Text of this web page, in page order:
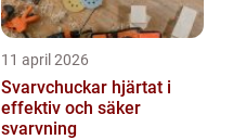
11 april 2026
Svarvchuckar hjärtat i
effektiv och säker
svarvning